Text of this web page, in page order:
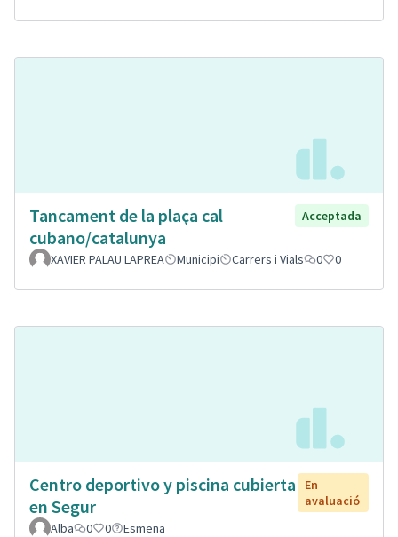
Tancament de la plaça cal
cubano/catalunya
Acceptada
XAVIER PALAU LAPREA Municipi Carrers i Vials 0 0
Centro deportivo y piscina cubierta
en Segur
En
avaluació
Alba
0 0 Esmena